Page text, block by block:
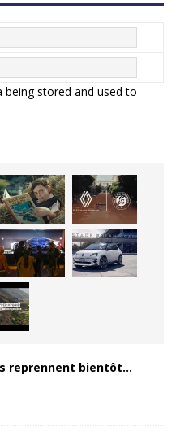
stored and used to
reprennent bientôt…